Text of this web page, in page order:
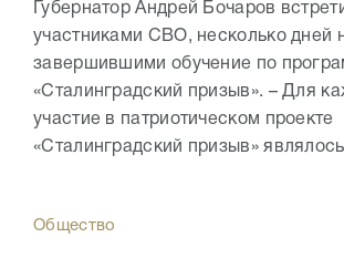
Губернатор Андрей Бочаров
участниками СВО, несколько дней
завершившими обучение по
«Сталинградский призыв». – Для
участие в патриотическом проекте
«Сталинградский призыв»
Общество